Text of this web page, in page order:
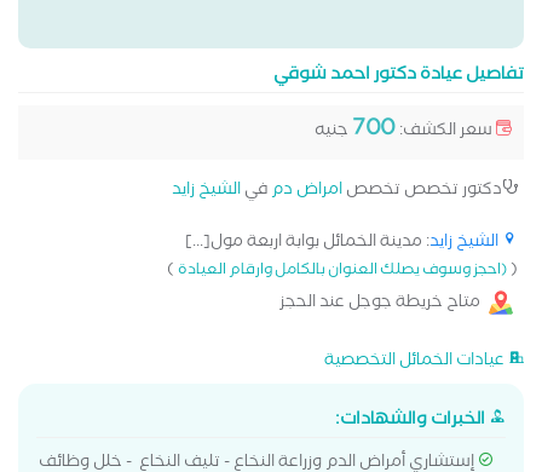
تفاصيل عيادة دكتور احمد شوقي
سعر الكشف:700 جنيه
دكتور تخصص تخصصامراض دمفيالشيخ زايد
الشيخ زايد: مدينة الخمائل بوابة اربعة مول[...]
((احجز وسوف يصلك العنوان بالكامل وارقام العيادة)
متاح خريطة جوجل عند الحجز
عيادات الخمائل التخصصية
الخبرات والشهادات:
إستشاري أمراض الدم وزراعة النخاع - تليف النخاع - خلل وظائف